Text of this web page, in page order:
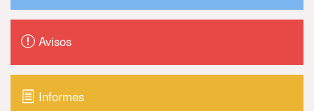
Avisos
Informes